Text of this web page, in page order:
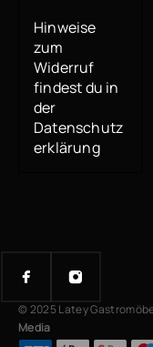
Hinweise
zum
Widerruf
findest du in
der
Datenschutz
erklärung
© 2025 Latey
Media